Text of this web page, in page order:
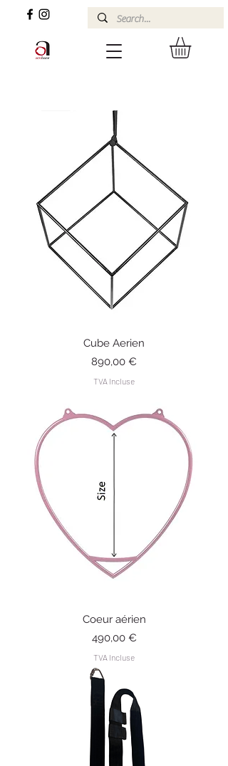
Cube Aerien
Prix
890,00 €
TVA Incluse
Coeur aérien
Prix
490,00 €
TVA Incluse